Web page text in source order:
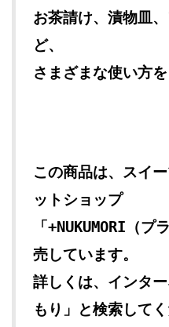
お茶請け、漬物皿
ど、
さまざまな使い方
この商品は、スイ
ットショップ
「+NUKUMORI（
売しています。
詳しくは、インタ
もり」と検索してく